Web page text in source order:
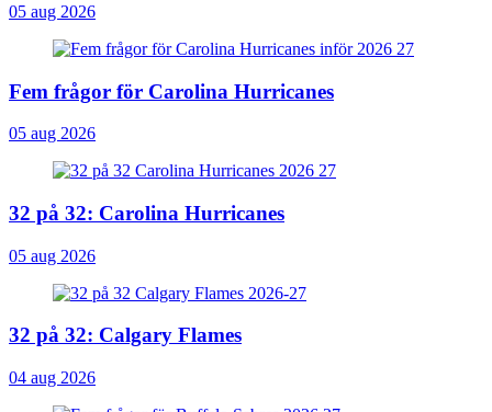
05 aug 2026
Fem frågor för Carolina Hurricanes
05 aug 2026
32 på 32: Carolina Hurricanes
05 aug 2026
32 på 32: Calgary Flames
04 aug 2026